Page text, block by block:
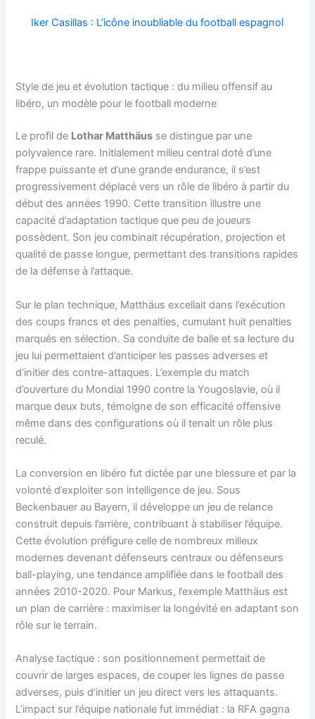
Iker Casillas : L’icône inoubliable du football espagnol
Style de jeu et évolution tactique : du milieu offensif au
libéro, un modèle pour le football moderne
Le profil de Lothar Matthäus se distingue par une
polyvalence rare. Initialement milieu central doté d’une
frappe puissante et d’une grande endurance, il s’est
progressivement déplacé vers un rôle de libéro à partir du
début des années 1990. Cette transition illustre une
capacité d’adaptation tactique que peu de joueurs
possèdent. Son jeu combinait récupération, projection et
qualité de passe longue, permettant des transitions rapides
de la défense à l’attaque.
Sur le plan technique, Matthäus excellait dans l’exécution
des coups francs et des penalties, cumulant huit penalties
marqués en sélection. Sa conduite de balle et sa lecture du
jeu lui permettaient d’anticiper les passes adverses et
d’initier des contre-attaques. L’exemple du match
d’ouverture du Mondial 1990 contre la Yougoslavie, où il
marque deux buts, témoigne de son efficacité offensive
même dans des configurations où il tenait un rôle plus
reculé.
La conversion en libéro fut dictée par une blessure et par la
volonté d’exploiter son intelligence de jeu. Sous
Beckenbauer au Bayern, il développe un jeu de relance
construit depuis l’arrière, contribuant à stabiliser l’équipe.
Cette évolution préfigure celle de nombreux milieux
modernes devenant défenseurs centraux ou défenseurs
ball-playing, une tendance amplifiée dans le football des
années 2010-2020. Pour Markus, l’exemple Matthäus est
un plan de carrière : maximiser la longévité en adaptant son
rôle sur le terrain.
Analyse tactique : son positionnement permettait de
couvrir de larges espaces, de couper les lignes de passe
adverses, puis d’initier un jeu direct vers les attaquants.
L’impact sur l’équipe nationale fut immédiat : la RFA gagna